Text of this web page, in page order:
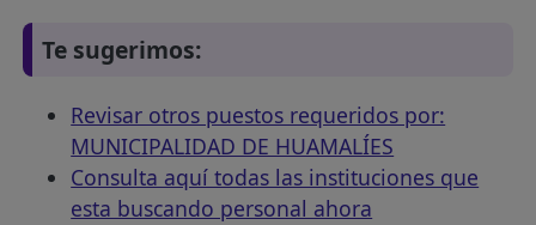
Te sugerimos:
Revisar otros puestos requeridos por:
MUNICIPALIDAD DE HUAMALÍES
Consulta aquí todas las instituciones que
esta buscando personal ahora